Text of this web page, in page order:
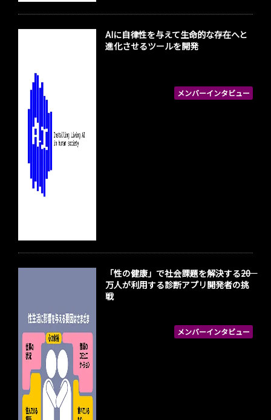
メンバーインタビュー
AIに自律性を与えて生命的な存在へと
進化させるツールを開発
メンバーインタビュー
「性の健康」で社会課題を解決する――20
万人が利用する診断アプリ開発者の挑
戦